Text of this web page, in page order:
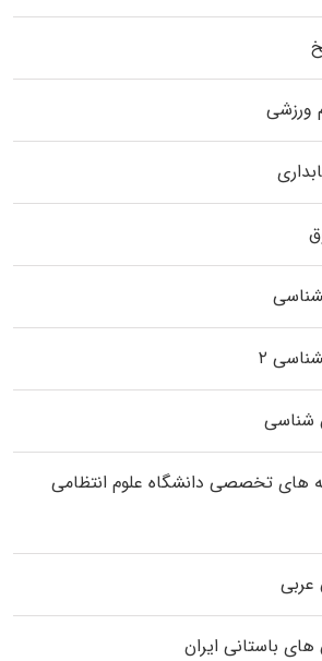
ورزشی
۲
شناسی
ﻫﺎی تخصصی داﻧﺸﮕﺎه ﻋﻠﻮم انتظامی
عربی
باستانی ایران